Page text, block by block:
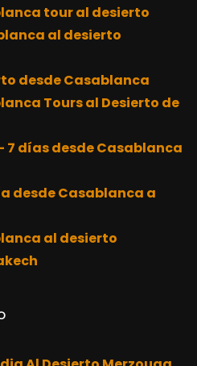
tour al desierto
al desierto
desde Casablanca
Tours al Desierto de
7 días desde Casablanca
desde Casablanca a
al desierto